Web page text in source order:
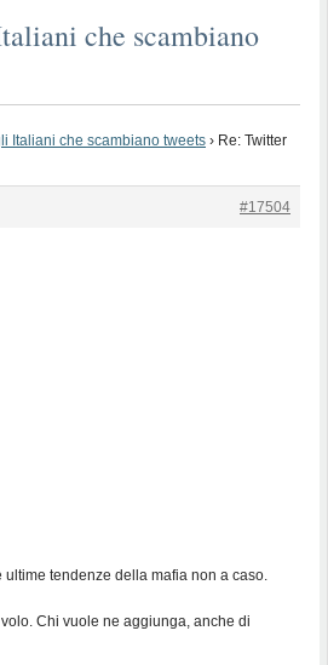
che scambiano
Italiani che scambiano tweets › Re: Twitter
#17504
tendenze della mafia non a caso.
Chi vuole ne aggiunga, anche di